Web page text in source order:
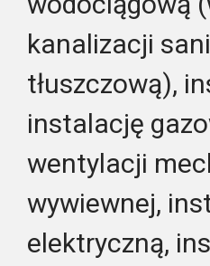
kanalizacji
tłuszczową),
instalację
wentylacji
wywiewnej,
elektryczną,